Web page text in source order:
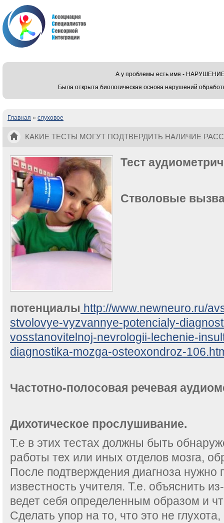
А у проблемы есть имя -
Была открыта биологическая основа нарушений
Вы здесь
Главная » слуховое
КАКИЕ ТЕСТЫ МОГУТ ПОДТВЕРДИТЬ НАЛИЧИЕ
Тест
Стволовые
потенциалы http://www.newneuro.ru/
stvolovye-vyzvannye-potencialy-
vosstanovitelnoj-nevrologii-lechenie-
diagnostika-mozga-osteoxondroz-
Частотно-полосовая речевая
Дихотическое прослушивание.
Т.е в этих тестах должны быть
работы тех или иных отделов мозга,
После подтверждения диагноза нужно
известность учителя. Т.е. объяснить
ведет себя определенным образом и
Сделать упор на то, что это не